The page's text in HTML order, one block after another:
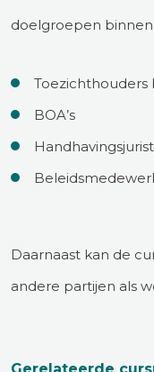
doelgroepen
BOA’s
Daarnaast kan de
andere partijen als